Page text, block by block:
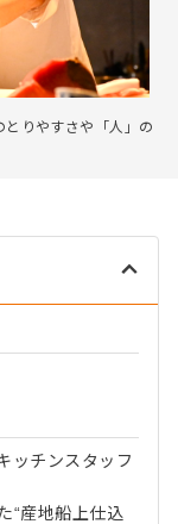
りやすさや「人」の
ッチンスタッフ
“産地船上仕込